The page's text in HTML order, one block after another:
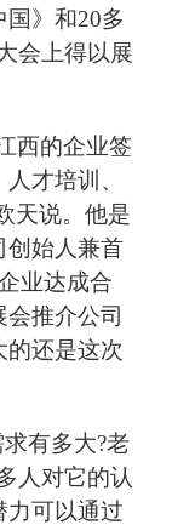
》和20多
会上得以展
西的企业签
才培训、
天说。他是
创始人兼首
业达成合
推介公司
的还是这次
有多大?老
人对它的认
力可以通过